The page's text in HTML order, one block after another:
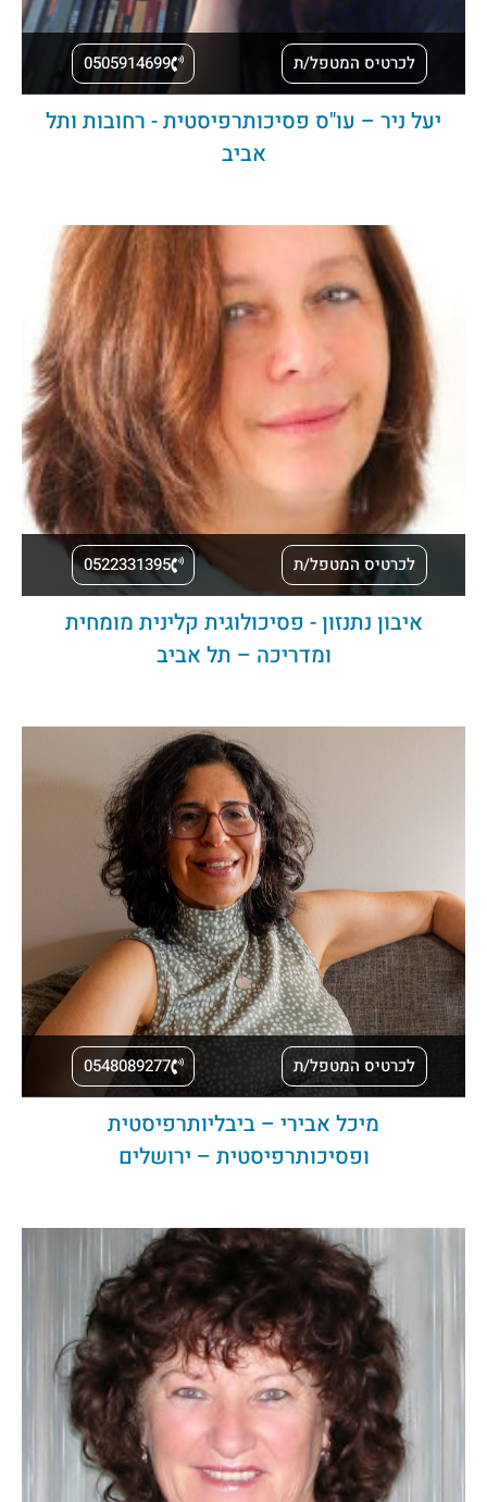
לכרטיס המטפל/ת 0505914699
יעל ניר – עו"ס פסיכותרפיסטית - רחובות ותל
אביב
לכרטיס המטפל/ת 0522331395
איבון נתנזון - פסיכולוגית קלינית מומחית
ומדריכה – תל אביב
לכרטיס המטפל/ת 0548089277
מיכל אבירי – ביבליותרפיסטית
ופסיכותרפיסטית – ירושלים